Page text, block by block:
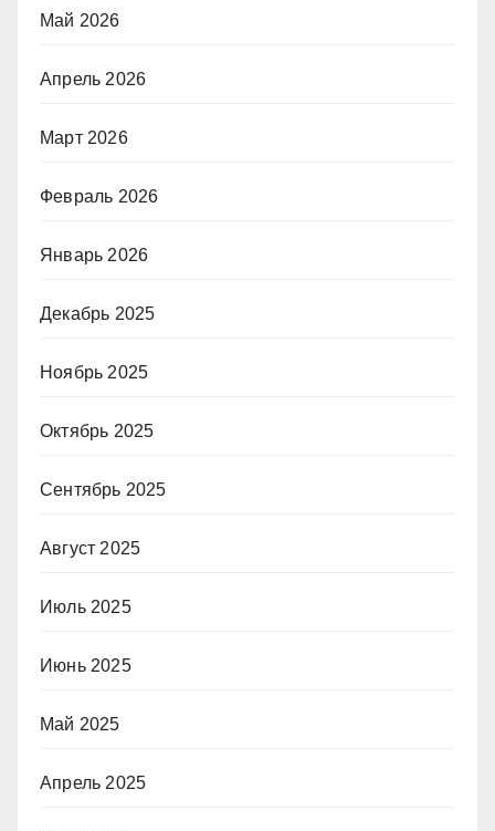
Май 2026
Апрель 2026
Март 2026
Февраль 2026
Январь 2026
Декабрь 2025
Ноябрь 2025
Октябрь 2025
Сентябрь 2025
Август 2025
Июль 2025
Июнь 2025
Май 2025
Апрель 2025